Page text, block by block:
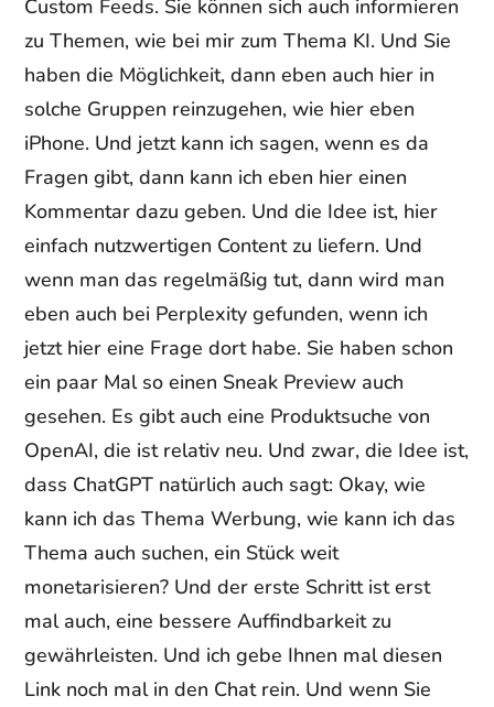
Custom Feeds. Sie können sich auch informieren
zu Themen, wie bei mir zum Thema KI. Und Sie
haben die Möglichkeit, dann eben auch hier in
solche Gruppen reinzugehen, wie hier eben
iPhone. Und jetzt kann ich sagen, wenn es da
Fragen gibt, dann kann ich eben hier einen
Kommentar dazu geben. Und die Idee ist, hier
einfach nutzwertigen Content zu liefern. Und
wenn man das regelmäßig tut, dann wird man
eben auch bei Perplexity gefunden, wenn ich
jetzt hier eine Frage dort habe. Sie haben schon
ein paar Mal so einen Sneak Preview auch
gesehen. Es gibt auch eine Produktsuche von
OpenAI, die ist relativ neu. Und zwar, die Idee ist,
dass ChatGPT natürlich auch sagt: Okay, wie
kann ich das Thema Werbung, wie kann ich das
Thema auch suchen, ein Stück weit
monetarisieren? Und der erste Schritt ist erst
mal auch, eine bessere Auffindbarkeit zu
gewährleisten. Und ich gebe Ihnen mal diesen
Link noch mal in den Chat rein. Und wenn Sie